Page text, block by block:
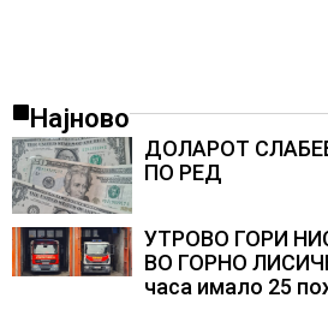
Најново
ДОЛАРОТ
ПО РЕД
УТРОВО ГОРИ
ВО ГОРНО
часа имало 25